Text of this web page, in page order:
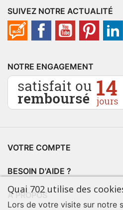
SUIVEZ NOTRE ACTUALITÉ
NOTRE ENGAGEMENT
VOTRE COMPTE
BESOIN D'AIDE ?
À PROPOS
Quai 702 utilise des
Lors de votre visite sur notre